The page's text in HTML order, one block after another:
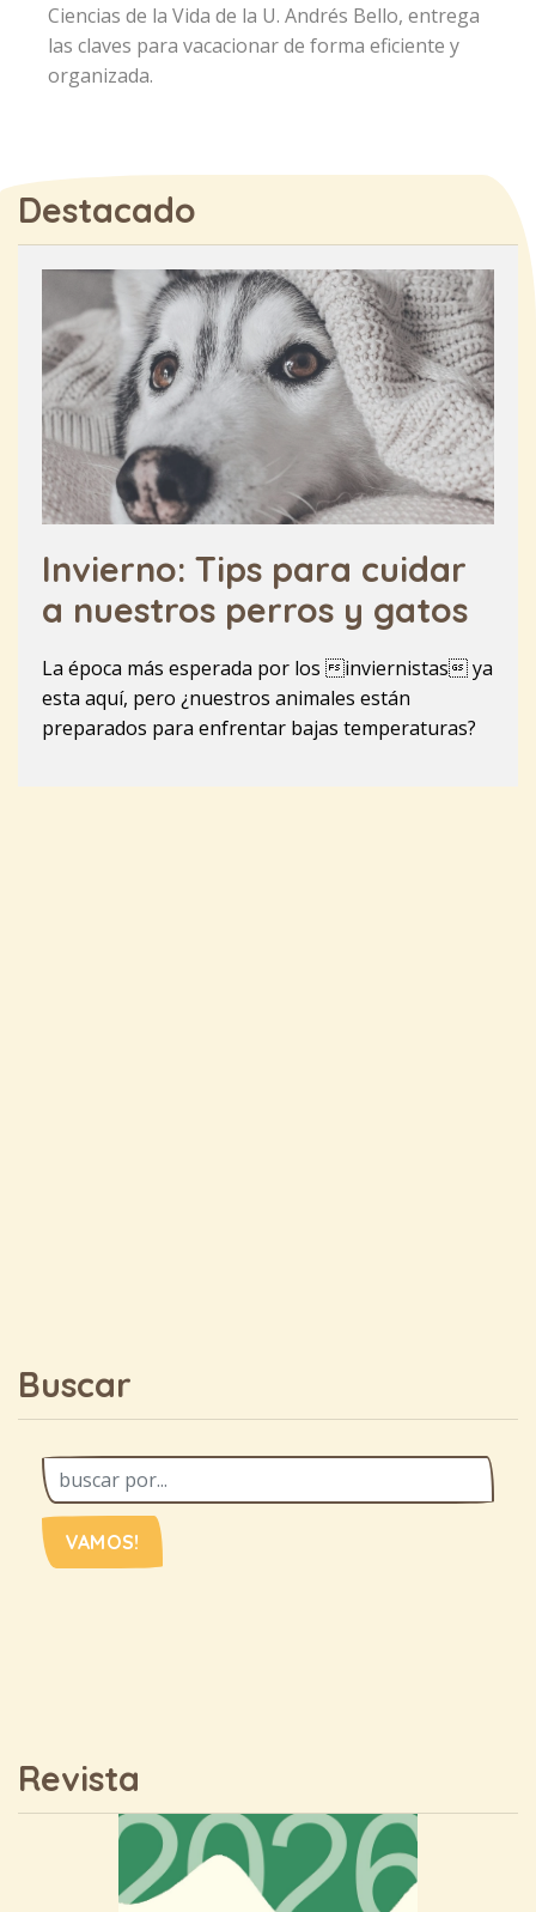
Ciencias de la Vida de la U. Andrés Bello, entrega
las claves para vacacionar de forma eficiente y
organizada.
Destacado
Invierno: Tips para cuidar
a nuestros perros y gatos
La época más esperada por los inviernistas ya
esta aquí, pero ¿nuestros animales están
preparados para enfrentar bajas temperaturas?
Buscar
VAMOS!
Revista